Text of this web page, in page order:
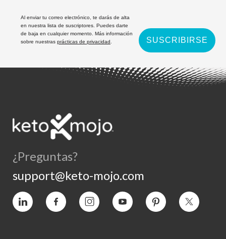
Al enviar tu correo electrónico, te darás de alta
en nuestra lista de suscriptores. Puedes darte
de baja en cualquier momento. Más información
sobre nuestras prácticas de privacidad SUSCRIBIRSE
¿Preguntas?
support@keto-mojo.com
Vimeo Facebook InstagramYouTube Pinterest Twitter